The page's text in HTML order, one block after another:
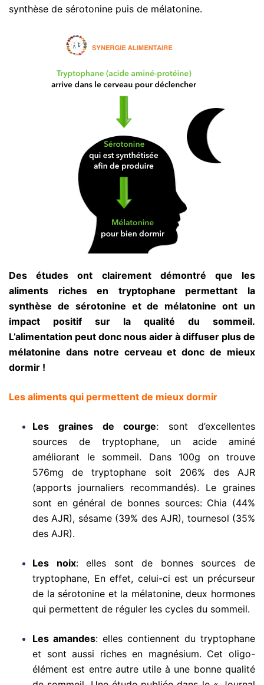
synthèse de sérotonine puis de mélatonine.
Des études ont clairement démontré que les
aliments riches en tryptophane permettant la
synthèse de sérotonine et de mélatonine ont un
impact positif sur la qualité du sommeil.
L’alimentation peut donc nous aider à diffuser plus de
mélatonine dans notre cerveau et donc de mieux
dormir !
Les aliments qui permettent de mieux dormir
Les graines de courge: sont d’excellentes
sources de tryptophane, un acide aminé
améliorant le sommeil. Dans 100g on trouve
576mg de tryptophane soit 206% des AJR
(apports journaliers recommandés). Le graines
sont en général de bonnes sources: Chia (44%
des AJR), sésame (39% des AJR), tournesol (35%
des AJR).
Les noix: elles sont de bonnes sources de
tryptophane, En effet, celui-ci est un précurseur
de la sérotonine et la mélatonine, deux hormones
qui permettent de réguler les cycles du sommeil.
Les amandes: elles contiennent du tryptophane
et sont aussi riches en magnésium. Cet oligo-
élément est entre autre utile à une bonne qualité